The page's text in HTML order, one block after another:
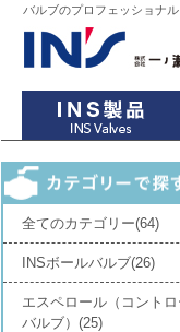
バルブのプロフェッショナ
全てのカテゴリー(64)
INSボールバルブ(26)
エスペロール（コント
バルブ）(25)